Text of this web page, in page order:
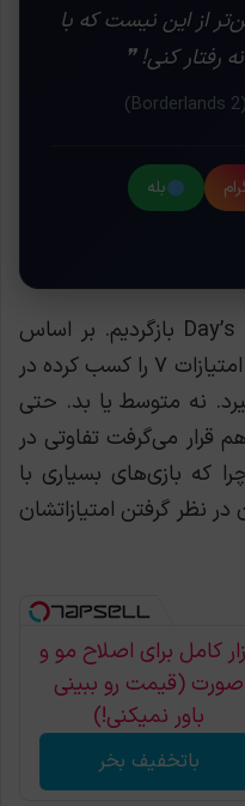
از این نیست که با
رفتار کنی! ❞
(Borderlands 2)
بله
حال اجازه دهید به بازی Day’s Gone بازگردیم. بر اساس
دسته‌بندی فوق بازی که میانگین امتیازات ۷ را کسب کرده در
نه متوسط یا بد. حتی
قرار می‌گرفت تفاوتی در
بازی‌های بسیاری با
نظر گرفتن امتیازاتشان
کامل برای اصلاح مو و
صورت (قیمت رو ببینی
باور نمیکنی!)
باتخفیف بخر